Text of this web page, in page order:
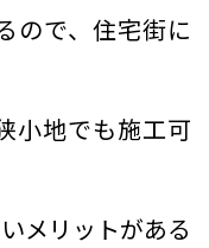
ので、住宅街に
小地でも施工可
メリットがある